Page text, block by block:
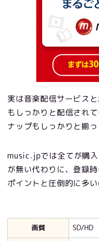
実は音楽配信サービス
もしっかりと配信され
ナップもしっかりと揃っ
music.jpでは全てが購
が無い代わりに、登録
ポイントと圧倒的に多い
画質
SD/HD